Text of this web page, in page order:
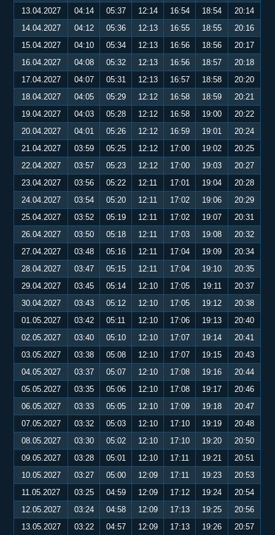
13.04.2027 04:14 05:37 12:14 16:54 18:54
20:14
14.04.2027
04:12 05:36 12:13 16:55 18:55
20:16
15.04.2027
04:10 05:34 12:13 16:56 18:56
20:17
16.04.2027
04:08 05:32 12:13 16:56 18:57
20:18
17.04.2027
04:07 05:31 12:13 16:57 18:58
20:20
18.04.2027
04:05 05:29 12:12 16:58 18:59
20:21
19.04.2027
04:03 05:28 12:12 16:58 19:00
20:22
20.04.2027
04:01 05:26 12:12 16:59 19:01
20:24
21.04.2027
03:59 05:25 12:12 17:00 19:02
20:25
22.04.2027
03:57 05:23 12:12 17:00 19:03
20:27
23.04.2027
03:56 05:22 12:11 17:01 19:04
20:28
24.04.2027
03:54 05:20 12:11 17:02 19:06
20:29
25.04.2027
03:52 05:19 12:11 17:02 19:07
20:31
26.04.2027
03:50 05:18 12:11 17:03 19:08
20:32
27.04.2027
03:48 05:16 12:11 17:04 19:09
20:34
28.04.2027
03:47 05:15 12:11 17:04 19:10
20:35
29.04.2027
03:45 05:14 12:10 17:05 19:11
20:37
30.04.2027
03:43 05:12 12:10 17:05 19:12
20:38
01.05.2027
03:42 05:11 12:10 17:06 19:13
20:40
02.05.2027
03:40 05:10 12:10 17:07 19:14
20:41
03.05.2027
03:38 05:08 12:10 17:07 19:15
20:43
04.05.2027
03:37 05:07 12:10 17:08 19:16
20:44
05.05.2027
03:35 05:06 12:10 17:08 19:17
20:46
06.05.2027
03:33 05:05 12:10 17:09 19:18
20:47
07.05.2027
03:32 05:03 12:10 17:10 19:19
20:48
08.05.2027
03:30 05:02 12:10 17:10 19:20
20:50
09.05.2027
03:28 05:01 12:10 17:11 19:21
20:51
10.05.2027
03:27 05:00 12:09 17:11 19:23
20:53
11.05.2027
03:25 04:59 12:09 17:12 19:24
20:54
12.05.2027
03:24 04:58 12:09 17:13 19:25
20:56
13.05.2027
03:22 04:57 12:09 17:13 19:26
20:57